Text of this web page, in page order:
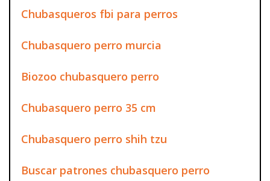
Chubasqueros fbi para perros
Chubasquero perro murcia
Biozoo chubasquero perro
Chubasquero perro 35 cm
Chubasquero perro shih tzu
Buscar patrones chubasquero perro